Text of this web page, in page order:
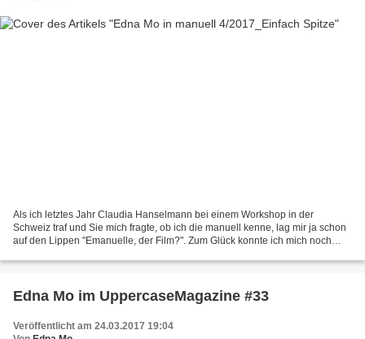
Als ich letztes Jahr Claudia Hanselmann bei einem Workshop in der
Schweiz traf und Sie mich fragte, ob ich die manuell kenne, lag mir ja schon
auf den Lippen "Emanuelle, der Film?". Zum Glück konnte ich mich noch
Edna Mo im UppercaseMagazine #33
Veröffentlicht am 24.03.2017 19:04